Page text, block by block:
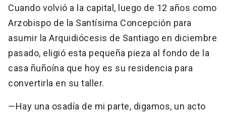
Cuando volvió a la capital, luego de 12 años como
Arzobispo de la Santísima Concepción para
asumir la Arquidiócesis de Santiago en diciembre
pasado, eligió esta pequeña pieza al fondo de la
casa ñuñoína que hoy es su residencia para
convertirla en su taller.
—Hay una osadía de mi parte, digamos, un acto